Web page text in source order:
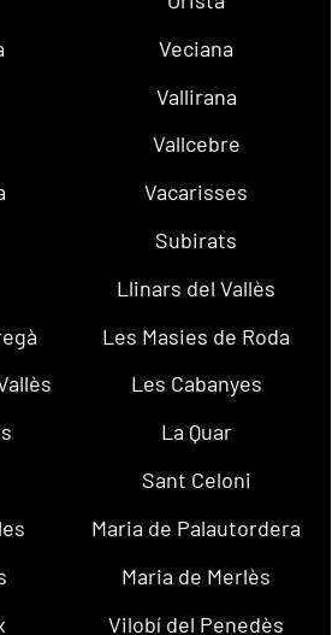
Veciana
Vallirana
Vallcebre
Vacarisses
Subirats
Llinars del Vallès
Les Masies de Roda
Les Cabanyes
La Quar
Sant Celoni
Maria de Palautordera
Maria de Merlès
Vilobí del Penedès